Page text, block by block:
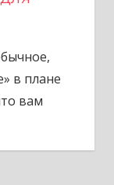
в плане
вам